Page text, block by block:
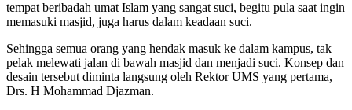
tempat beribadah umat Islam yang sangat suci, begitu pula saat ingin
memasuki masjid, juga harus dalam keadaan suci.
Sehingga semua orang yang hendak masuk ke dalam kampus, tak
pelak melewati jalan di bawah masjid dan menjadi suci. Konsep dan
desain tersebut diminta langsung oleh Rektor UMS yang pertama,
Drs. H Mohammad Djazman.